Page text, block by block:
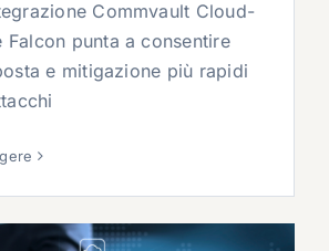
Commvault Cloud-
Falcon punta a consentire
e mitigazione più rapidi